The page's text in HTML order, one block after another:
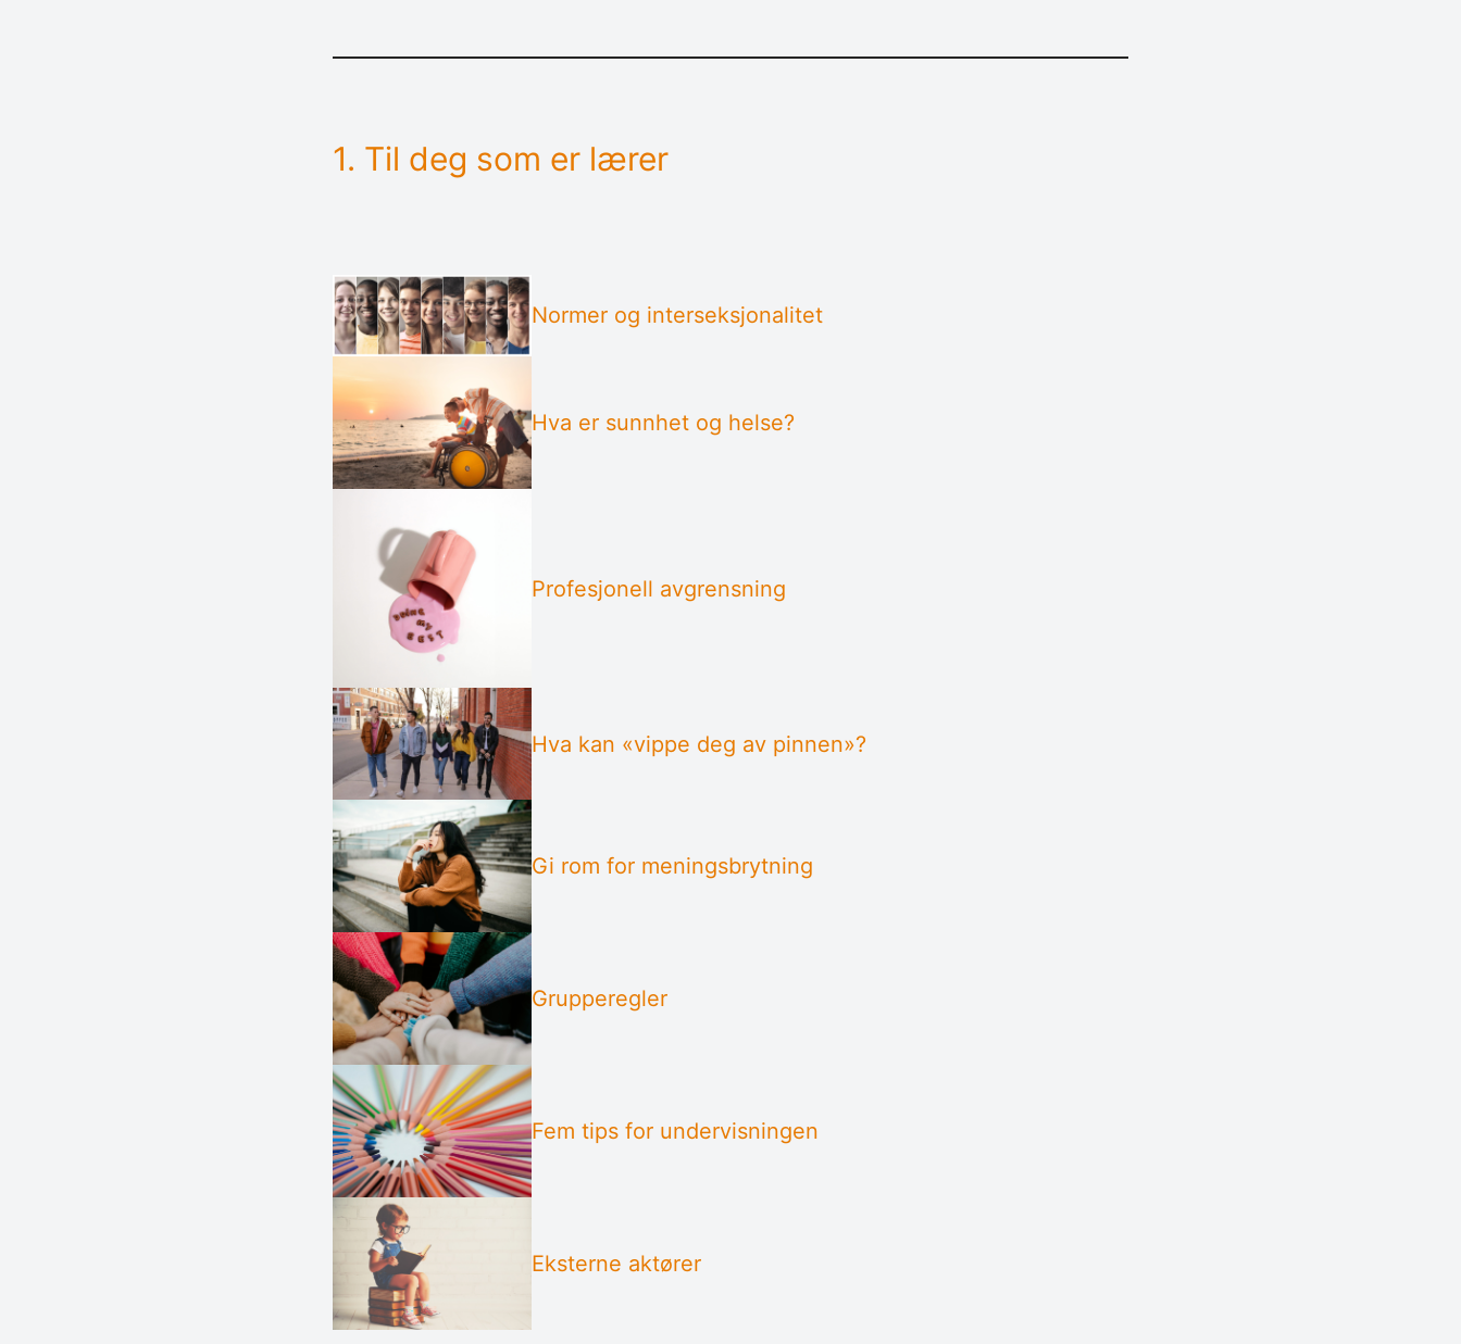
1. Til deg som er lærer
Normer og interseksjonalitet
Hva er sunnhet og helse?
Pro­fe­sjonell avgrensning
Hva kan «vippe deg av pinnen»?
Gi rom for meningsbrytning
Grup­pe­regler
Fem tips for undervisningen
Eks­terne aktører